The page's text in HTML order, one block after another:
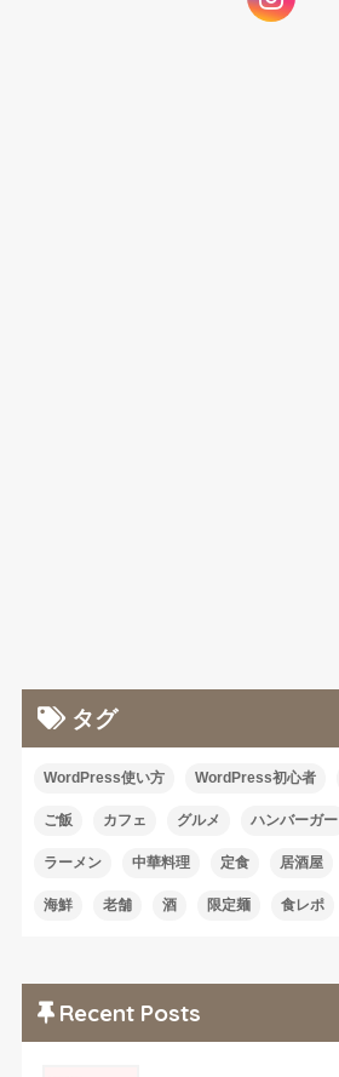
タグ
WordPress使い方 WordPress初心者
ご飯 カフェ グルメ ハンバーガー
ラーメン 中華料理 定食 居酒屋
海鮮 老舗 酒 限定麺 食レポ
Recent Posts